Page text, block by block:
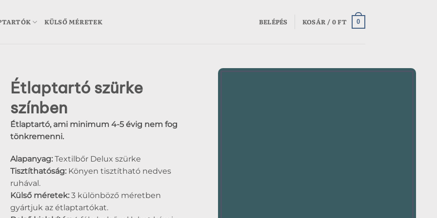
KÜLSŐ MÉRETEK BELÉPÉS KOSÁR / 0FT 0
Étlaptartó szürke
színben
Étlaptartó, ami minimum 4-5 évig nem fog
tönkremenni.
Alapanyag: Textilbőr Delux szürke
Tisztíthatóság:Könyen tisztítható nedves
ruhával.
Külső méretek:3 különböző méretben
gyártjuk az étlaptartókat.